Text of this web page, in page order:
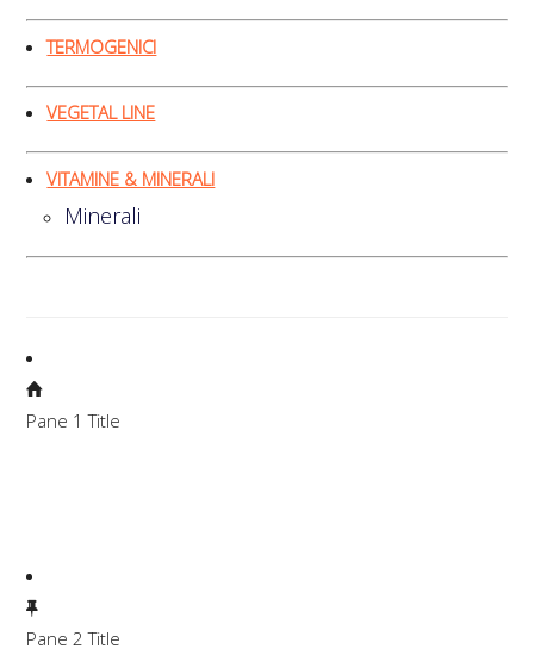
TERMOGENICI
VEGETAL LINE
VITAMINE & MINERALI
Minerali
Pane 1 Title
Pane 2 Title